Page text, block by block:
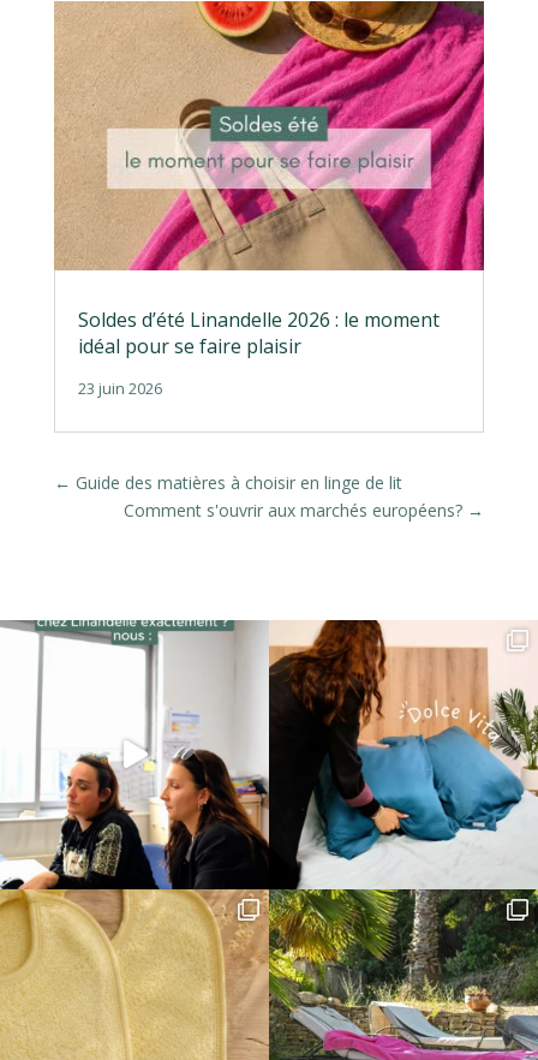
Soldes d’été Linandelle 2026 : le moment
idéal pour se faire plaisir
23 juin 2026
← Guide des matières à choisir en linge de lit
Comment s'ouvrir aux marchés européens? →